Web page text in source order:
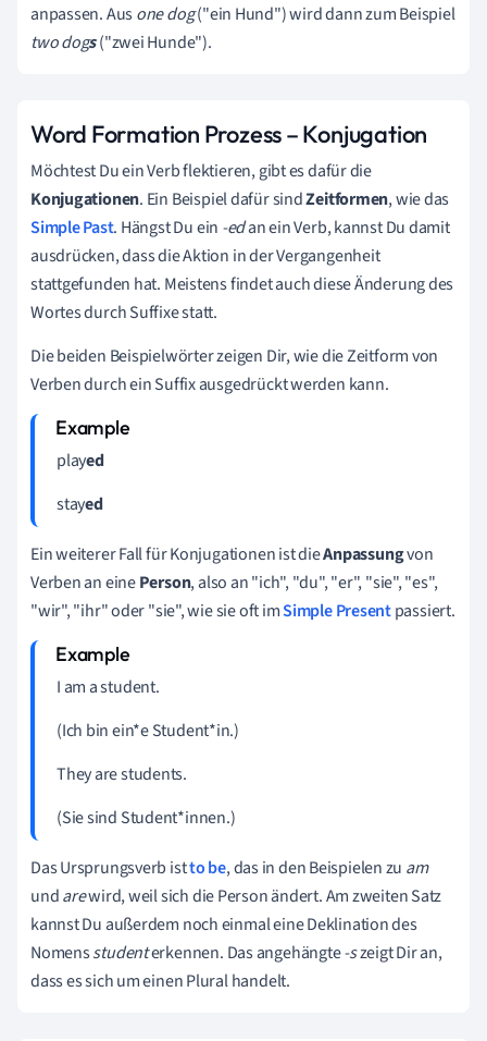
anpassen. Ausone dog("ein Hund") wird dann zum Beispiel
two dogs("zwei Hunde").
Word Formation Prozess – Konjugation
Möchtest Du ein Verb flektieren, gibt es dafür die
Konjugationen. Ein Beispiel dafür sindZeitformen, wie das
Simple Past. Hängst Du ein -edan ein Verb, kannst Du damit
ausdrücken, dass die Aktion in der Vergangenheit
stattgefunden hat. Meistens findet auch diese Änderung des
Wortes durch Suffixe statt.
Die beiden Beispielwörter zeigen Dir, wie die Zeitform von
Verben durch ein Suffix ausgedrückt werden kann.
played
stayed
Ein weiterer Fall für Konjugationen ist dieAnpassungvon
Verben an einePerson, also an "ich", "du", "er", "sie", "es",
"wir", "ihr" oder "sie", wie sie oft imSimple Presentpassiert.
I am a student.
(Ich bin ein*e Student*in.)
They are students.
(Sie sind Student*innen.)
Das Ursprungsverb istto be, das in den Beispielen zu am
undarewird, weil sich die Person ändert. Am zweiten Satz
kannst Du außerdem noch einmal eine Deklination des
Nomensstudenterkennen. Das angehängte-szeigt Dir an,
dass es sich um einen Plural handelt.